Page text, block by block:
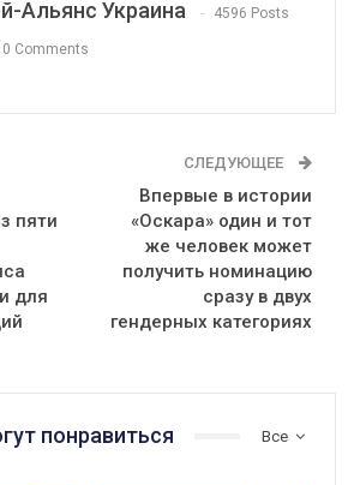
Альянс Украина 4596 Posts
0 Comments
пяти
для
СЛЕДУЮЩЕЕ
Впервые в истории
«Оскара» один и тот
же человек может
получить номинацию
сразу в двух
гендерных категориях
Все
понравиться